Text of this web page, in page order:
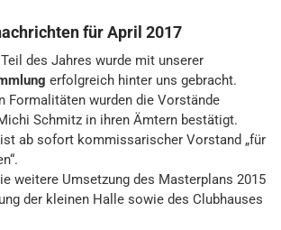
für April 2017
des Jahres wurde mit unserer
erfolgreich hinter uns gebracht.
Formalitäten wurden die Vorstände
Schmitz in ihren Ämtern bestätigt.
ab sofort kommissarischer Vorstand „für
weitere Umsetzung des Masterplans 2015
der kleinen Halle sowie des Clubhauses